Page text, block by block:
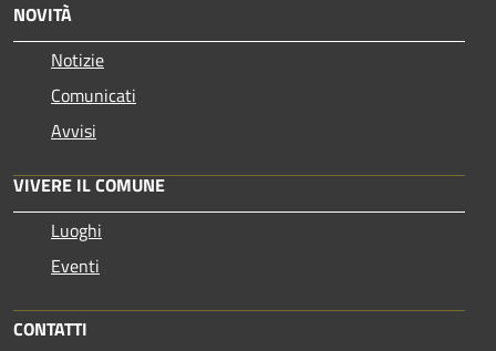
NOVITÀ
Notizie
Comunicati
Avvisi
VIVERE IL COMUNE
Luoghi
Eventi
CONTATTI